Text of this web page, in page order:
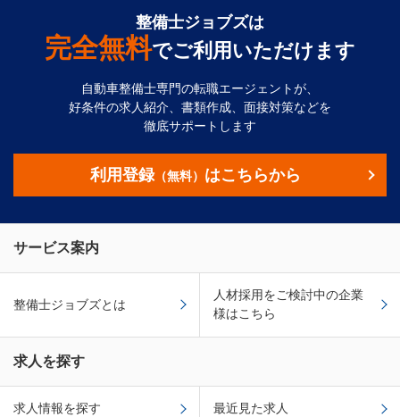
整備士ジョブズは
完全無料でご利用いただけます
自動車整備士専門の転職エージェントが、
好条件の求人紹介、書類作成、面接対策などを
徹底サポートします
利用登録（無料） はこちらから
サービス案内
整備士ジョブズとは
人材採用をご検討中の企業
様はこちら
求人を探す
求人情報を探す 最近見た求人